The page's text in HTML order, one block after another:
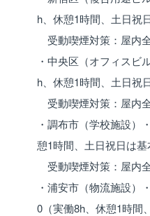
h、休憩1時間、土日祝
受動喫煙対策：屋内
・中央区（オフィスビ
h、休憩1時間、土日祝
受動喫煙対策：屋内
・調布市（学校施設）
憩1時間、土日祝日は基
受動喫煙対策：屋内
・浦安市（物流施設）
0（実働8h、休憩1時間